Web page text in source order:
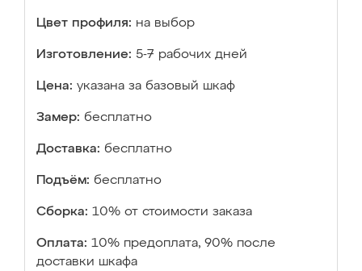
Цвет профиля: на выбор
Изготовление: 5-7 рабочих дней
Цена: указана за базовый шкаф
Замер: бесплатно
Доставка: бесплатно
Подъём: бесплатно
Сборка: 10% от стоимости заказа
Оплата: 10% предоплата, 90% после
доставки шкафа